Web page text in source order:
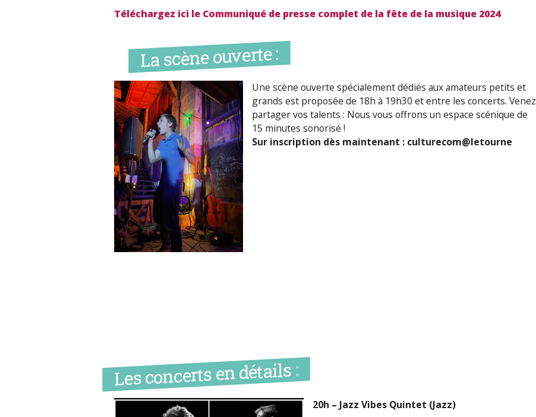
Téléchargez ici le Communiqué de presse complet de la fête de la musique 2024
La scène ouverte :
Une scène ouverte spécialement dédiés aux amateurs petits et
grands est proposée de 18h à 19h30 et entre les concerts. Venez
partager vos talents : Nous vous offrons un espace scénique de
15 minutes sonorisé !
Sur inscription dès maintenant : culturecom@letourne
Les concerts en détails :
20h – Jazz Vibes Quintet (Jazz)